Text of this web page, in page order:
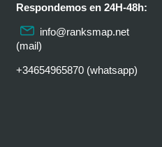
Respondemos en 24H-48h:
info@ranksmap.net
(mail)
+34654965870 (whatsapp)